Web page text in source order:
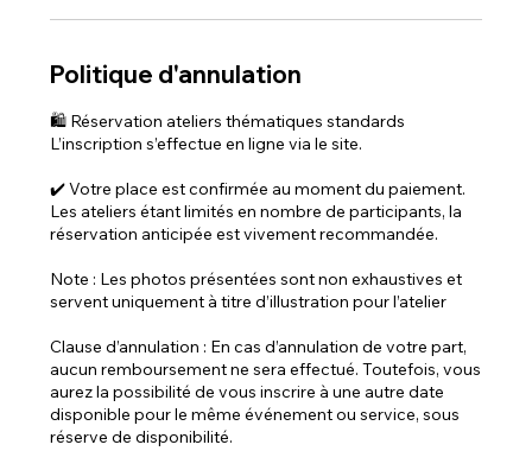
Politique d'annulation
🛍️ Réservation ateliers thématiques standards
L’inscription s’effectue en ligne via le site.
✔️ Votre place est confirmée au moment du paiement.
Les ateliers étant limités en nombre de participants, la
réservation anticipée est vivement recommandée.
Note : Les photos présentées sont non exhaustives et
servent uniquement à titre d’illustration pour l’atelier
Clause d’annulation : En cas d’annulation de votre part,
aucun remboursement ne sera effectué. Toutefois, vous
aurez la possibilité de vous inscrire à une autre date
disponible pour le même événement ou service, sous
réserve de disponibilité.